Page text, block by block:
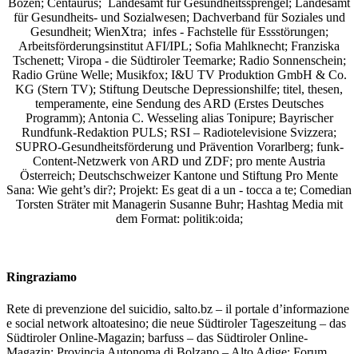
Bozen; Centaurus; Landesamt für Gesundheitssprengel; Landesamt
für Gesundheits- und Sozialwesen; Dachverband für Soziales und
Gesundheit; WienXtra; infes - Fachstelle für Essstörungen;
Arbeitsförderungsinstitut AFI/IPL; Sofia Mahlknecht; Franziska
Tschenett; Viropa - die Südtiroler Teemarke; Radio Sonnenschein;
Radio Grüne Welle; Musikfox; I&U TV Produktion GmbH & Co.
KG (Stern TV); Stiftung Deutsche Depressionshilfe; titel, thesen,
temperamente, eine Sendung des ARD (Erstes Deutsches
Programm); Antonia C. Wesseling alias Tonipure; Bayrischer
Rundfunk-Redaktion PULS; RSI – Radiotelevisione Svizzera;
SUPRO-Gesundheitsförderung und Prävention Vorarlberg; funk-
Content-Netzwerk von ARD und ZDF; pro mente Austria
Österreich; Deutschschweizer Kantone und Stiftung Pro Mente
Sana: Wie geht’s dir?; Projekt: Es geat di a un - tocca a te; Comedian
Torsten Sträter mit Managerin Susanne Buhr; Hashtag Media mit
dem Format: politik:oida;
Ringraziamo
Rete di prevenzione del suicidio, salto.bz – il portale d’informazione
e social network altoatesino; die neue Südtiroler Tageszeitung – das
Südtiroler Online-Magazin; barfuss – das Südtiroler Online-